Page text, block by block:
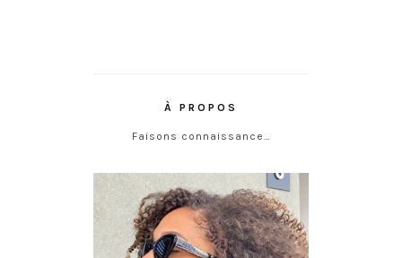
À PROPOS
Faisons connaissance…